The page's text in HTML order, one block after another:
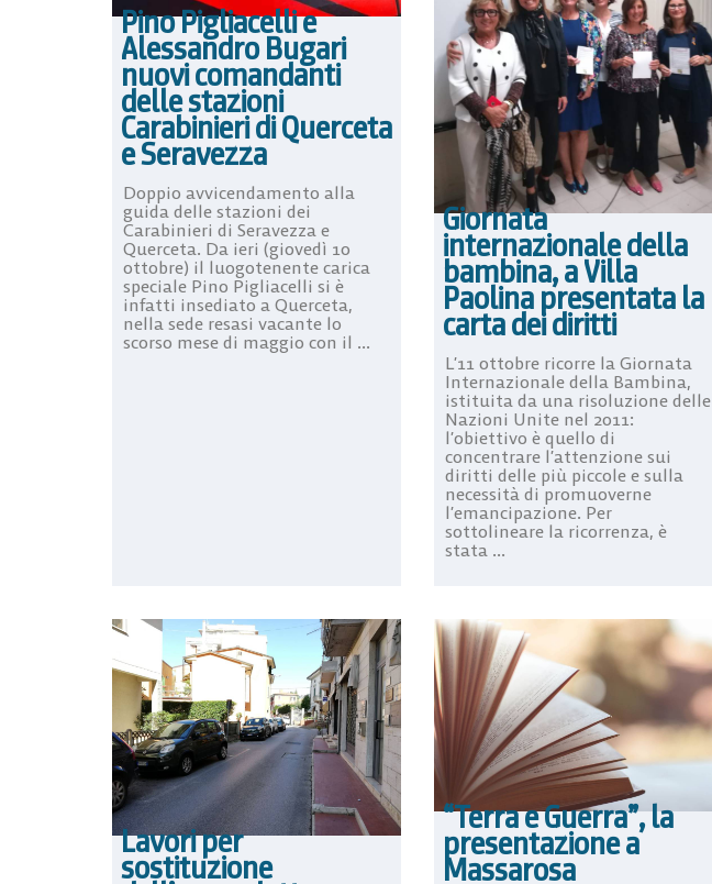
Pino Pigliacelli e
Alessandro Bugari
nuovi comandanti
delle stazioni
Carabinieri di Querceta
e Seravezza
Doppio avvicendamento alla
guida delle stazioni dei
Carabinieri di Seravezza e
Querceta. Da ieri (giovedì 10
ottobre) il luogotenente carica
speciale Pino Pigliacelli si è
infatti insediato a Querceta,
nella sede resasi vacante lo
scorso mese di maggio con il ...
Giornata
internazionale della
bambina, a Villa
Paolina presentata la
carta dei diritti
L’11 ottobre ricorre la Giornata
Internazionale della Bambina,
istituita da una risoluzione delle
Nazioni Unite nel 2011:
l’obiettivo è quello di
concentrare l’attenzione sui
diritti delle più piccole e sulla
necessità di promuoverne
l’emancipazione. Per
sottolineare la ricorrenza, è
stata ...
Lavori per
sostituzione
“Terra e Guerra”, la
presentazione a
Massarosa